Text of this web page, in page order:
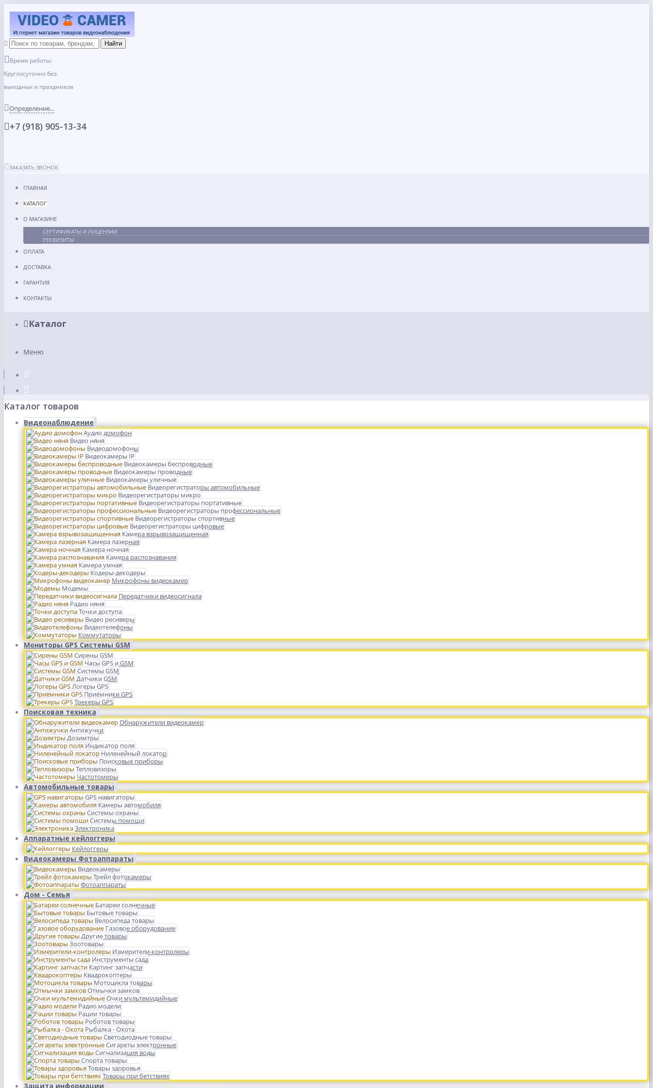
Время работы:
Круглосуточно без
выходных и праздников
Определение...
+7 (918) 905-13-34
ЗАКАЗАТЬ ЗВОНОК
ГЛАВНАЯ
КАТАЛОГ
О МАГАЗИНЕ
СЕРТИФИКАТЫ И ЛИЦЕНЗИИ
РЕКВИЗИТЫ
ОПЛАТА
ДОСТАВКА
ГАРАНТИЯ
КОНТАКТЫ
Каталог
Меню
Каталог товаров
Видеонаблюдение
Аудио домофон
Видео няня
Видеодомофоны
Видеокамеры IP
Видеокамеры беспроводные
Видеокамеры проводные
Видеокамеры уличные
Видеорегистраторы автомобильные
Видеорегистраторы микро
Видеорегистраторы портативные
Видеорегистраторы профессиональные
Видеорегистраторы спортивные
Видеорегистраторы цифровые
Камера взрывозащищенная
Камера лазерная
Камера ночная
Камера распознавания
Камера умная
Кодеры-декодеры
Микрофоны видеокамер
Модемы
Передатчики видеосигнала
Радио няня
Точки доступа
Видео ресиверы
Видеотелефоны
Коммутаторы
Мониторы GPS Системы GSM
Сирены GSM
Часы GPS и GSM
Системы GSM
Датчики GSM
Логеры GPS
Приёмники GPS
Трекеры GPS
Поисковая техника
Обнаружители видеокамер
Антижучки
Дозимтры
Индикатор поля
Ниленейный локатор
Поисковые приборы
Тепловизоры
Частотомеры
Автомобильные товары
GPS навигаторы
Камеры автомобиля
Системы охраны
Системы помощи
Электроника
Аппаратные кейлоггеры
Кейлоггеры
Видеокамеры Фотоаппараты
Видеокамеры
Трейл фотокамеры
Фотоаппараты
Дом - Семья
Батареи солнечные
Бытовые товары
Велосипеда товары
Газовое оборудование
Другие товары
Зоотовары
Измерители-контролеры
Инструменты сада
Картинг запчасти
Квадрокоптеры
Мотоцикла товары
Отмычки замков
Очки мультемидийные
Радио модели
Рации товары
Роботов товары
Рыбалка - Охота
Светодиодные товары
Сигареты электронные
Сигнализация воды
Спорта товары
Товары здоровья
Товары при бетствиях
Защита информации